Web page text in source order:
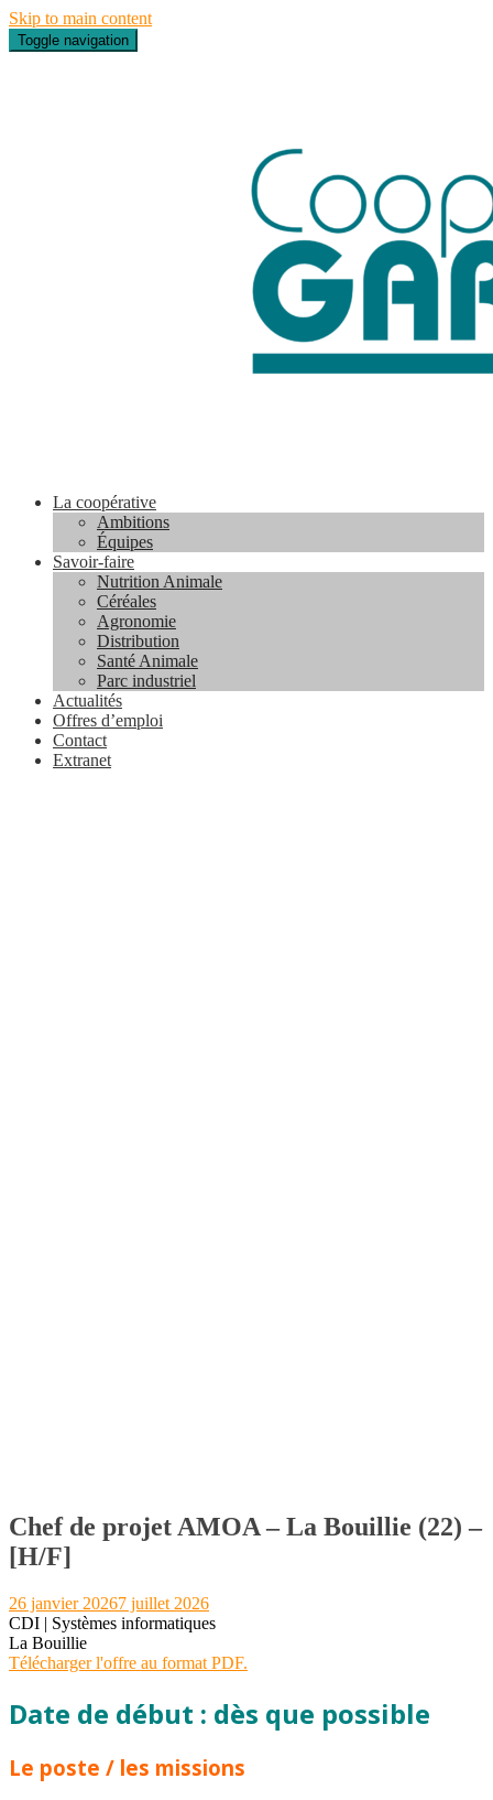
Skip to main content
Toggle navigation
La coopérative
Ambitions
Équipes
Savoir-faire
Nutrition Animale
Céréales
Agronomie
Distribution
Santé Animale
Parc industriel
Actualités
Offres d’emploi
Contact
Extranet
Chef de projet AMOA – La Bouillie (22) –
[H/F]
26 janvier 20267 juillet 2026
CDI | Systèmes informatiques
La Bouillie
Télécharger l'offre au format PDF.
Date de début : dès que possible
Le poste / les missions